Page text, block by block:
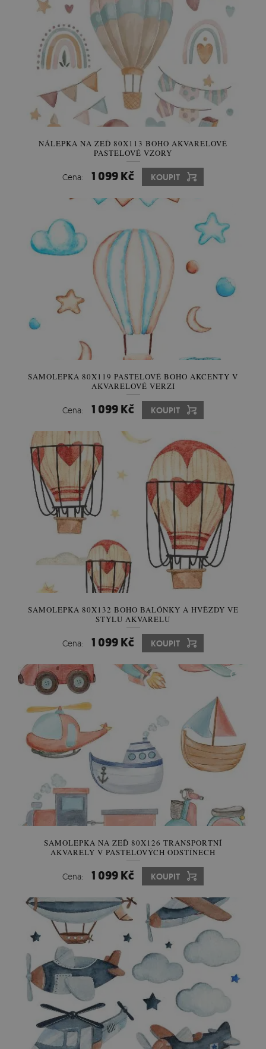
NÁLEPKA NA ZEĎ 80X113 BOHO AKVARELOVÉ
PASTELOVÉ VZORY
Cena: 1 099 Kč KOUPIT
SAMOLEPKA 80X119 PASTELOVÉ BOHO AKCENTY V
AKVARELOVÉ VERZI
Cena: 1 099 Kč KOUPIT
SAMOLEPKA 80X132 BOHO BALÓNKY A HVĚZDY VE
STYLU AKVARELU
Cena: 1 099 Kč KOUPIT
SAMOLEPKA NA ZEĎ 80X126 TRANSPORTNÍ
AKVARELY V PASTELOVÝCH ODSTÍNECH
Cena: 1 099 Kč KOUPIT